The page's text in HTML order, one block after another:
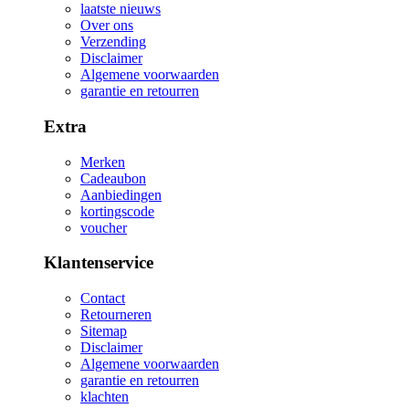
laatste nieuws
Over ons
Verzending
Disclaimer
Algemene voorwaarden
garantie en retourren
Extra
Merken
Cadeaubon
Aanbiedingen
kortingscode
voucher
Klantenservice
Contact
Retourneren
Sitemap
Disclaimer
Algemene voorwaarden
garantie en retourren
klachten